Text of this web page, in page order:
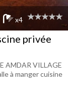
x4
privée
AMDAR VILLAGE